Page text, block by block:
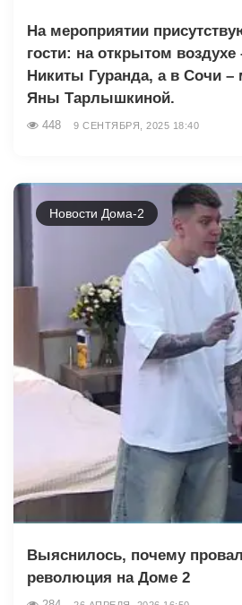
На мероприятии
гости: на открытом воздухе
Никиты Гуранда, а в Сочи –
Яны Тарлышкиной.
448 9 СЕНТЯБРЯ, 2025 18:40
Новости Дома-2
Выяснилось, почему
революция на Доме 2